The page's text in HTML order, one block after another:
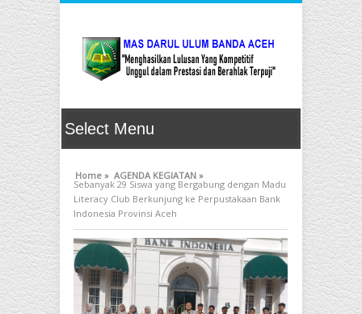
Home » AGENDA KEGIATAN »
Sebanyak 29 Siswa yang Bergabung dengan Madu
Literacy Club Berkunjung ke Perpustakaan Bank
Indonesia Provinsi Aceh